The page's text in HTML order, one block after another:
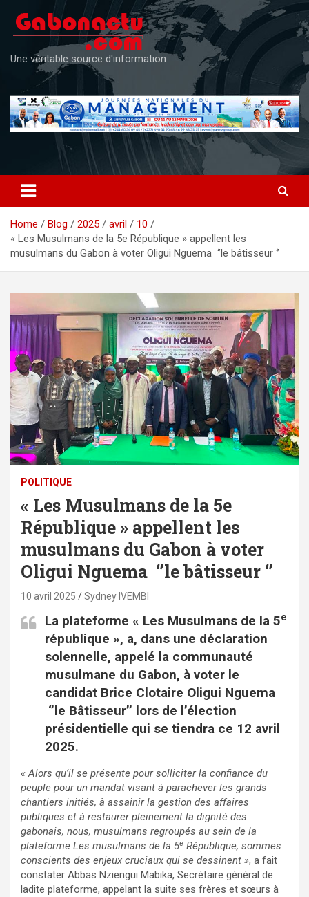
content
Une véritable source d'information
Home Blog 2025 avril
10
« Les Musulmans de la 5e République » appellent les
musulmans du Gabon à voter Oligui Nguema ‘’le bâtisseur ‘’
POLITIQUE
« Les Musulmans de la 5e
République » appellent les
musulmans du Gabon à voter
Oligui Nguema ‘’le bâtisseur ‘’
10 avril 2025 Sydney IVEMBI
La plateforme « Les Musulmans de la 5e
république », a, dans une déclaration
solennelle, appelé la communauté
musulmane du Gabon, à voter le
candidat Brice Clotaire Oligui Nguema
‘’le Bâtisseur’’ lors de l’élection
présidentielle qui se tiendra ce 12 avril
2025.
« Alors qu’il se présente pour solliciter la confiance du
peuple pour un mandat visant à parachever les grands
chantiers initiés, à assainir la gestion des affaires
publiques et à restaurer pleinement la dignité des
gabonais, nous, musulmans regroupés au sein de la
plateforme Les musulmans de la 5e République, sommes
conscients des enjeux cruciaux qui se dessinent », a fait
constater Abbas Nziengui Mabika, Secrétaire général de
ladite plateforme, appelant la suite ses frères et sœurs à